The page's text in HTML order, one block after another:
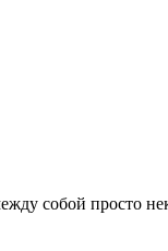
собой просто